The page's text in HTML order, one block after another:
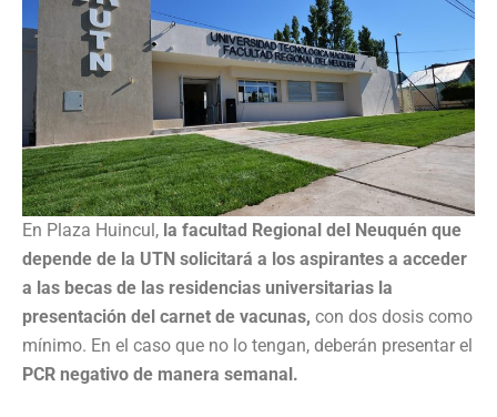
En Plaza Huincul, la facultad Regional del Neuquén que
depende de la UTN solicitará a los aspirantes a acceder
a las becas de las residencias universitarias la
presentación del carnet de vacunas, con dos dosis como
mínimo. En el caso que no lo tengan, deberán presentar el
PCR negativo de manera semanal.